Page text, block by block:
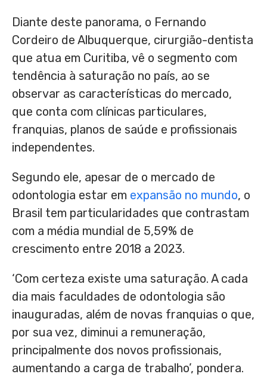
Diante deste panorama, o Fernando
Cordeiro de Albuquerque, cirurgião-dentista
que atua em Curitiba, vê o segmento com
tendência à saturação no país, ao se
observar as características do mercado,
que conta com clínicas particulares,
franquias, planos de saúde e profissionais
independentes.
Segundo ele, apesar de o mercado de
odontologia estar em expansão no mundo, o
Brasil tem particularidades que contrastam
com a média mundial de 5,59% de
crescimento entre 2018 a 2023.
‘Com certeza existe uma saturação. A cada
dia mais faculdades de odontologia são
inauguradas, além de novas franquias o que,
por sua vez, diminui a remuneração,
principalmente dos novos profissionais,
aumentando a carga de trabalho’, pondera.